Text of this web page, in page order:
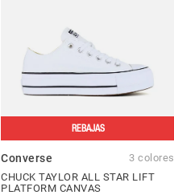
REBAJAS
Converse
3 colores
CHUCK TAYLOR ALL STAR LIFT
PLATFORM CANVAS